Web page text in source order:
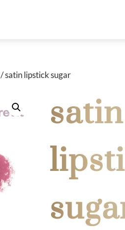
/ satin lipstick sugar
satin